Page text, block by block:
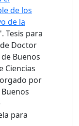
de los
de la
Tesis para
Doctor
Buenos
Ciencias
por
para